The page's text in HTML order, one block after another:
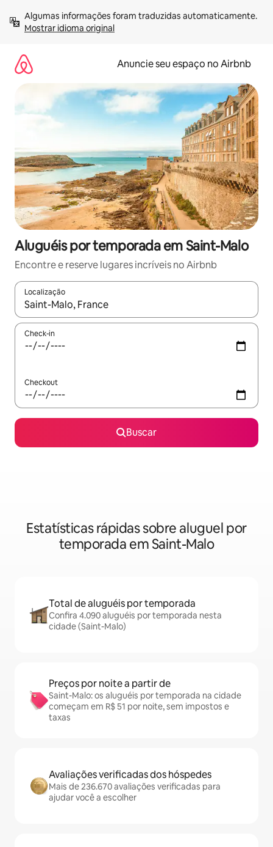
para
Mostrar idioma original
Anuncie seu espaço no Airbnb
Aluguéis por temporada em Saint-Malo
Encontre e reserve lugares incríveis no Airbnb
Localização
Quando os resultados estiverem disponíveis, explore-os
Check-in
Checkout
Buscar
Estatísticas rápidas sobre aluguel por
temporada em Saint-Malo
Total de aluguéis por temporada
Confira 4.090 aluguéis por temporada nesta
cidade (Saint-Malo)
Preços por noite a partir de
Saint-Malo: os aluguéis por temporada na cidade
começam em R$ 51 por noite, sem impostos e
taxas
Avaliações verificadas dos hóspedes
Mais de 236.670 avaliações verificadas para
ajudar você a escolher